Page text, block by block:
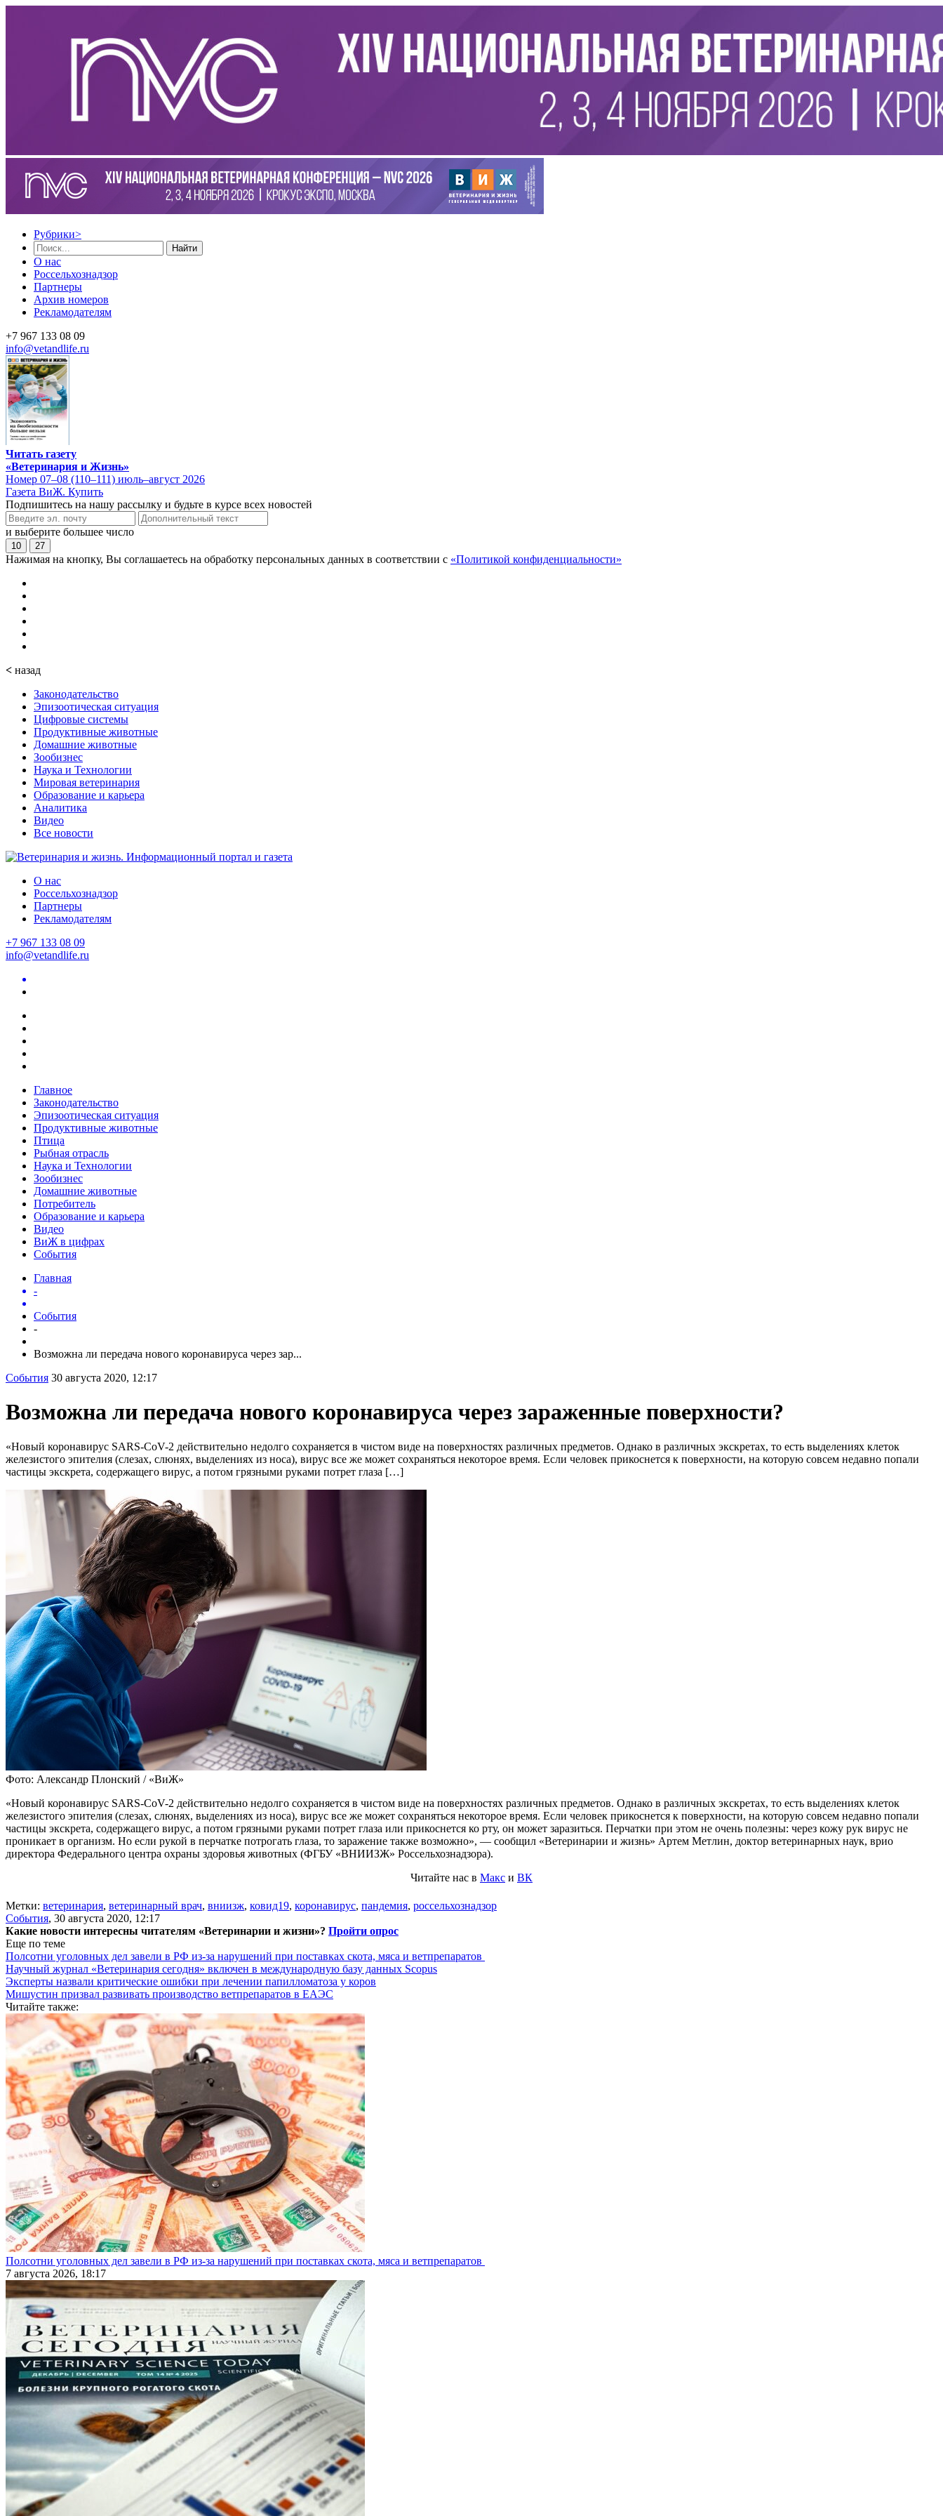
Рубрики>
Найти
О нас
Россельхознадзор
Партнеры
Архив номеров
Рекламодателям
+7 967 133 08 09
info@vetandlife.ru
Читать газету
«Ветеринария и Жизнь»
Номер 07–08 (110–111) июль–август 2026
Газета ВиЖ. Купить
Подпишитесь на нашу рассылку и будьте в курсе всех новостей
и выберите большее число
10 27
Нажимая на кнопку, Вы соглашаетесь на обработку персональных данных в соответствии с «Политикой конфиденциальности»
< назад
Законодательство
Эпизоотическая ситуация
Цифровые системы
Продуктивные животные
Домашние животные
Зообизнес
Наука и Технологии
Мировая ветеринария
Образование и карьера
Аналитика
Видео
Все новости
О нас
Россельхознадзор
Партнеры
Рекламодателям
+7 967 133 08 09
info@vetandlife.ru
Главное
Законодательство
Эпизоотическая ситуация
Продуктивные животные
Птица
Рыбная отрасль
Наука и Технологии
Зообизнес
Домашние животные
Потребитель
Образование и карьера
Видео
ВиЖ в цифрах
События
Главная
-
События
-
Возможна ли передача нового коронавируса через зар...
События 30 августа 2020, 12:17
Возможна ли передача нового коронавируса через зараженные поверхности?
«Новый коронавирус SARS-CoV-2 действительно недолго сохраняется в чистом виде на поверхностях различных предметов. Однако в различных экскретах, то есть выделениях клеток
железистого эпителия (слезах, слюнях, выделениях из носа), вирус все же может сохраняться некоторое время. Если человек прикоснется к поверхности, на которую совсем недавно попали
частицы экскрета, содержащего вирус, а потом грязными руками потрет глаза […]
Фото: Александр Плонский / «ВиЖ»
«Новый коронавирус SARS-CoV-2 действительно недолго сохраняется в чистом виде на поверхностях различных предметов. Однако в различных экскретах, то есть выделениях клеток
железистого эпителия (слезах, слюнях, выделениях из носа), вирус все же может сохраняться некоторое время. Если человек прикоснется к поверхности, на которую совсем недавно попали
частицы экскрета, содержащего вирус, а потом грязными руками потрет глаза или прикоснется ко рту, он может заразиться. Перчатки при этом не очень полезны: через кожу рук вирус не
проникает в организм. Но если рукой в перчатке потрогать глаза, то заражение также возможно», — сообщил «Ветеринарии и жизнь» Артем Метлин, доктор ветеринарных наук, врио
директора Федерального центра охраны здоровья животных (ФГБУ «ВНИИЗЖ» Россельхознадзора).
Читайте нас в Макс и ВК
Метки: ветеринария, ветеринарный врач, вниизж, ковид19, коронавирус, пандемия, россельхознадзор
События, 30 августа 2020, 12:17
Какие новости интересны читателям «Ветеринарии и жизни»? Пройти опрос
Еще по теме
Полсотни уголовных дел завели в РФ из-за нарушений при поставках скота, мяса и ветпрепаратов
Научный журнал «Ветеринария сегодня» включен в международную базу данных Scopus
Эксперты назвали критические ошибки при лечении папилломатоза у коров
Мишустин призвал развивать производство ветпрепаратов в ЕАЭС
Читайте также:
Полсотни уголовных дел завели в РФ из-за нарушений при поставках скота, мяса и ветпрепаратов
7 августа 2026, 18:17